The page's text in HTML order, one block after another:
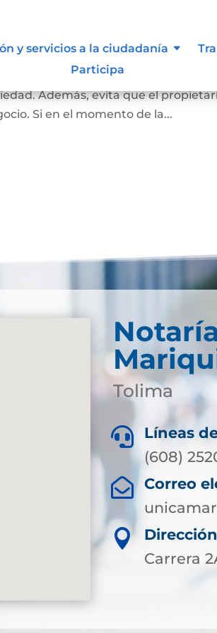
y servicios a la ciudadanía
Participa
de una familia, que impide el
Además, evita que el
Si en el momento de la...
Tolima

Líneas
(608)

Correo

Carrera